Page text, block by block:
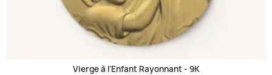
Vierge à l'Enfant Rayonnant - 9K